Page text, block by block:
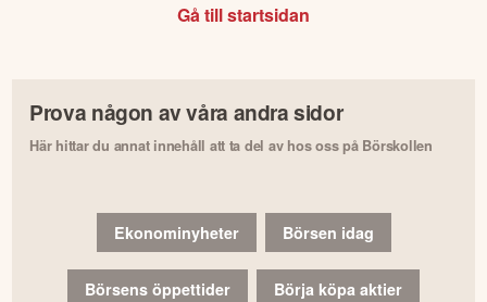
Gå till startsidan
Prova någon av våra andra sidor
Här hittar du annat innehåll att ta del av hos oss på Börskollen
Ekonominyheter Börsen idag
Börsens öppettider Börja köpa aktier